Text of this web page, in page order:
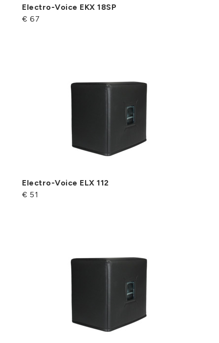
Electro-Voice EKX 18SP
€ 67
Electro-Voice ELX 112
€ 51